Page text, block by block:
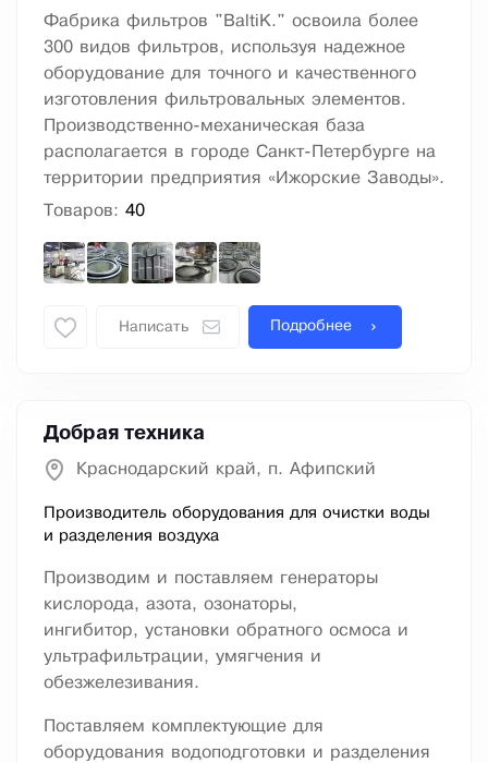
Фабрика фильтров "BaltiK." освоила более
300 видов фильтров, используя надежное
оборудование для точного и качественного
изготовления фильтровальных элементов.
Производственно-механическая база
располагается в городе Санкт-Петербурге на
территории предприятия «Ижорские Заводы».
Товаров: 40
Написать Подробнее
Добрая техника
Краснодарский край, п. Афипский
Производитель оборудования для очистки воды
и разделения воздуха
Производим и поставляем генераторы
кислорода, азота, озонаторы,
ингибитор, установки обратного осмоса и
ультрафильтрации, умягчения и
обезжелезивания.
Поставляем комплектующие для
оборудования водоподготовки и разделения